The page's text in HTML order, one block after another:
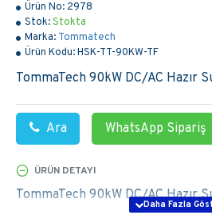
Ürün No: 2978
Stok:Stokta
Marka: Tommatech
Ürün Kodu:HSK-TT-90KW-TF
TommaTech 90kW DC/AC Hazır
Ara WhatsApp Sipariş
ÜRÜN DETAYI
TommaTech 90kW DC/AC Hazır